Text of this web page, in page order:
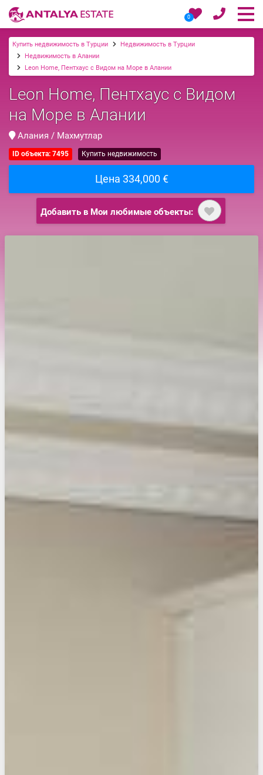
0
Купить недвижимость в Турции
Недвижимость в Турции
Недвижимость в Алании
Leon Home, Пентхаус с Видом на Море в Алании
Leon Home, Пентхаус с Видом
на Море в Алании
Алания / Махмутлар
ID объекта: 7495 Купить недвижимость
Цена 334,000 €
Добавить в Мои любимые объекты: